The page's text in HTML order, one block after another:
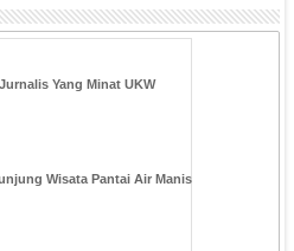
Yang Minat UKW
Wisata Pantai Air Manis